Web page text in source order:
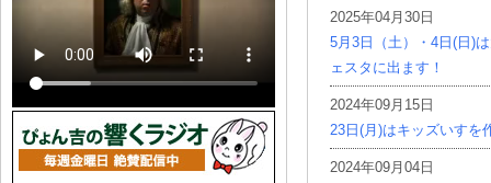
2025年04月30日
5月3日（土）・4日(日)
ェスタに出ます！
2024年09月15日
23日(月)はキッズいすを
2024年09月04日